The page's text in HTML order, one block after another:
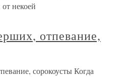
некоей
отпевание,
сорокоусты Когда